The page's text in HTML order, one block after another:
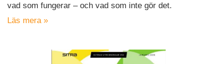
vad som fungerar – och vad som inte gör det.
Läs mera »